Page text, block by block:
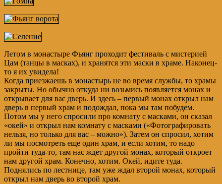
Летом в монастыре Фьянг проходит фестиваль с мистерией
Цам (танцы в масках), и хранятся эти маски в храме. Наконец-
то я их увидела!
Когда приезжаешь в монастырь не во время службы, то храмы
закрыты. Но обычно откуда ни возьмись появляется монах и
открывает для вас дверь. И здесь – первый монах открыл нам
дверь в первый храм и подождал, пока мы там побудем.
Потом мы у него спросили про комнату с масками, он сказал
«окей» и открыл нам комнату с масками («Фотографировать
нельзя, но только для вас – можно»). Затем он спросил, хотим
ли мы посмотреть еще один храм, и если хотим, то надо
пройти туда-то, там нас ждет другой монах, который откроет
нам другой храм. Конечно, хотим. Окей, идите туда.
Поднялись по лестнице, там уже ждал второй монах, который
открыл нам дверь во второй храм.